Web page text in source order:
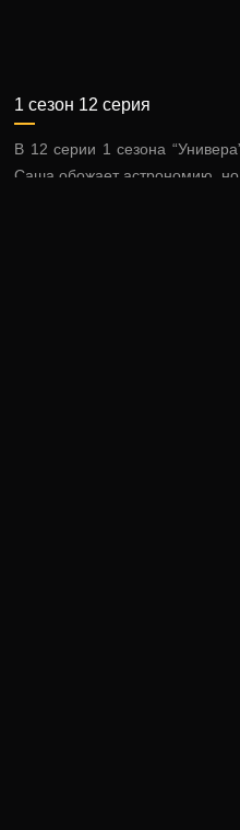
1 сезон 12 серия
В 12 серии 1 сезона
Саша обожает астрономию, но